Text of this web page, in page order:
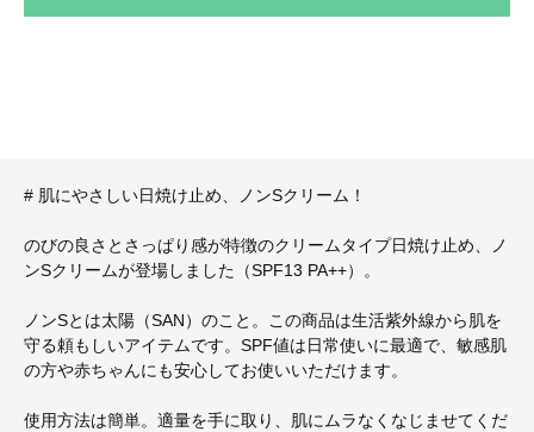
# 肌にやさしい日焼け止め、ノンSクリーム！
のびの良さとさっぱり感が特徴のクリームタイプ日焼け止め、ノ
ンSクリームが登場しました（SPF13 PA++）。
ノンSとは太陽（SAN）のこと。この商品は生活紫外線から肌を
守る頼もしいアイテムです。SPF値は日常使いに最適で、敏感肌
の方や赤ちゃんにも安心してお使いいただけます。
使用方法は簡単。適量を手に取り、肌にムラなくなじませてくだ